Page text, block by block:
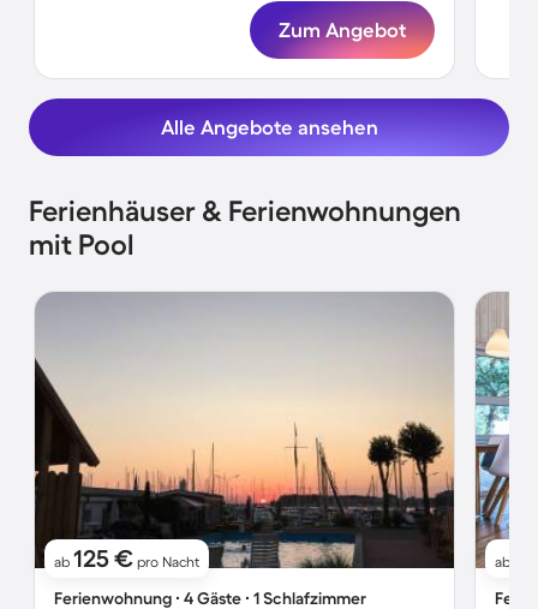
Zum Angebot
Alle Angebote ansehen
Ferienhäuser & Ferienwohnungen
mit Pool
ab 125 € pro Nacht
Ferienwohnung ∙ 4 Gäste ∙ 1 Schlafzimmer
ab